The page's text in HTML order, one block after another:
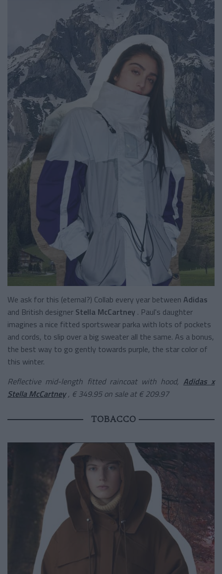
We ask for this (eternal?) Collab every year between Adidas
and British designer Stella McCartney . Paul's daughter
imagines a nice fitted sportswear parka with lots of pockets
and cords, to slip over a big sweater all the same. As a bonus,
the best way to go gently towards purple, the star color of
this winter.
Reflective mid-length fitted raincoat with hood, Adidas x
Stella McCartney , € 349.95 on sale at € 209.97
TOBACCO